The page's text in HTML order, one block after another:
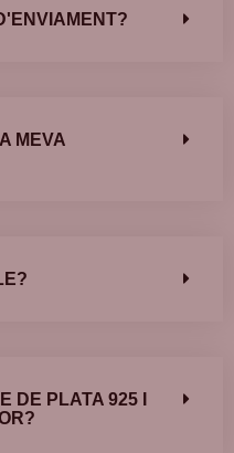
MEVA
DE PLATA 925 I